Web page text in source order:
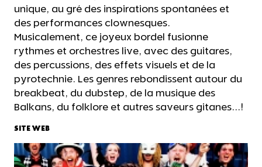
unique, au gré des inspirations spontanées et
des performances clownesques.
Musicalement, ce joyeux bordel fusionne
rythmes et orchestres live, avec des guitares,
des percussions, des effets visuels et de la
pyrotechnie. Les genres rebondissent autour du
breakbeat, du dubstep, de la musique des
Balkans, du folklore et autres saveurs gitanes...!
SITE WEB